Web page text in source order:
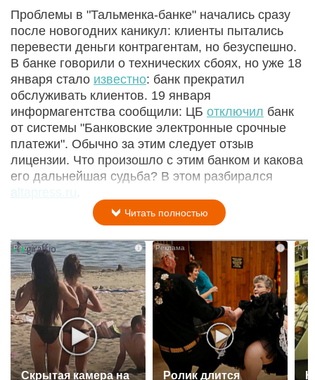
Проблемы в "Тальменка-банке" начались сразу
после новогодних каникул: клиенты пытались
перевести деньги контрагентам, но безуспешно.
В банке говорили о технических сбоях, но уже 18
января стало известно: банк прекратил
обслуживать клиентов. 19 января
информагентства сообщили: ЦБ отключил банк
от системы "Банковские электронные срочные
платежи". Обычно за этим следует отзыв
лицензии. Что произошло с этим банком и какова
его дальнейшая судьба? В этом разбирался
altapress.ru
Читать полностью
i
Скрытая камера на Ролик длится